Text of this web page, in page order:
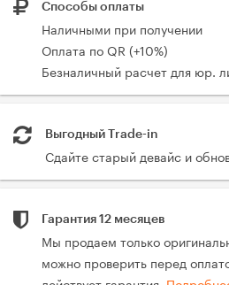
Способы оплаты
Наличными при получении
Оплата по QR (+10%)
Безналичный расчет для юр.
Выгодный Trade-in
Сдайте старый девайс и
Гарантия 12 месяцев
Мы продаем только
можно проверить перед